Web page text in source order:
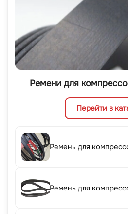
Ремени для
Перейти в
Ремень для
Ремень для